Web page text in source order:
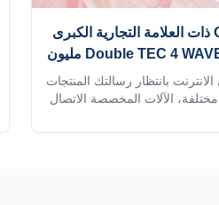
شركة OEM ذات العلامة التجارية الكبرى
أفضل Double TEC 4 WAVE 200 مليون
الشعر بالليزر بالديود
الانترنت بانتظار رسالتك المنتجات
مختلفة، الآلات المخصصة الاتصال
على اقتباس التكوين، اتصل بنا